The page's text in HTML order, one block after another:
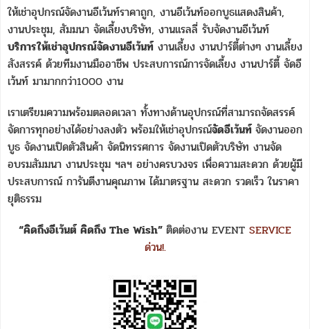
ให้เช่าอุปกรณ์จัดงานอีเว้นท์ราคาถูก, งานอีเว้นท์ออกบูธแสดงสินค้า,
งานประชุม, สัมมนา จัดเลี้ยงบริษัท, งานแรลลี่ รับจัดงานอีเว้นท์
บริการให้เช่าอุปกรณ์จัดงานอีเว้นท์ งานเลี้ยง งานปาร์ตี้ต่างๆ งานเลี้ยง
สังสรรค์ ด้วยทีมงานมืออาชีพ ประสบการณ์การจัดเลี้ยง งานปาร์ตี้ จัดอี
เว้นท์ มามากกว่า1000 งาน
เราเตรียมความพร้อมตลอดเวลา ทั้งทางด้านอุปกรณ์ที่สามารถจัดสรรค์
จัดการทุกอย่างได้อย่างลงตัว พร้อมให้เช่าอุปกรณ์จัดอีเว้นท์ จัดงานออก
บูธ จัดงานเปิดตัวสินค้า จัดนิทรรศการ จัดงานเปิดตัวบริษัท งานจัด
อบรมสัมมนา งานประชุม ฯลฯ อย่างครบวงจร เพื่อความสะดวก ด้วยผู้มี
ประสบการณ์ การันตีงานคุณภาพ ได้มาตรฐาน สะดวก รวดเร็ว ในราคา
ยุติธรรม
“คิดถึงอีเว้นต์ คิดถึง The Wish” ติดต่องาน EVENT SERVICE
ด่วน!.